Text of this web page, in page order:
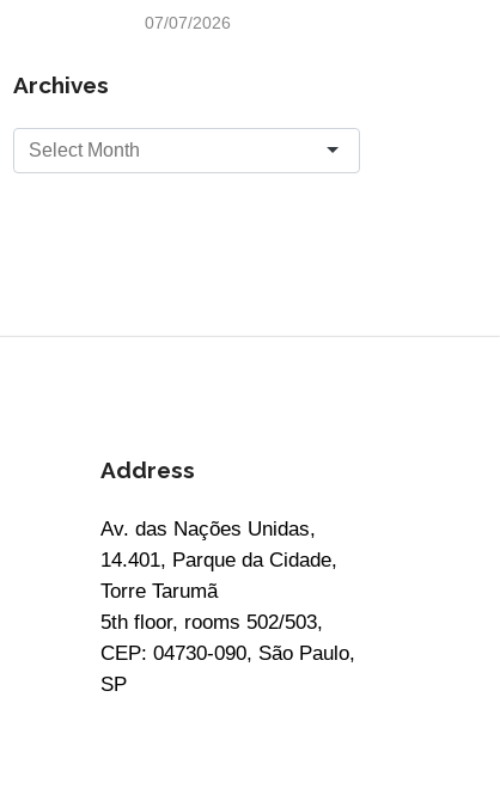
07/07/2026
Archives
Address
Av. das Nações Unidas,
14.401, Parque da Cidade,
Torre Tarumã
5th floor, rooms 502/503,
CEP: 04730-090, São Paulo,
SP